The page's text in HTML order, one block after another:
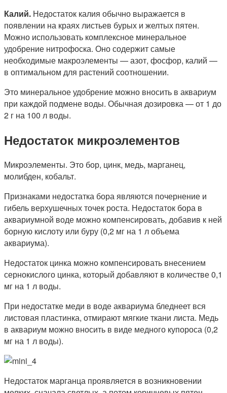
Калий. Недостаток калия обычно выражается в
появлении на краях листьев бурых и желтых пятен.
Можно использовать комплексное минеральное
удобрение нитрофоска. Оно содержит самые
необходимые макроэлементы — азот, фосфор, калий —
в оптимальном для растений соотношении.
Это минеральное удобрение можно вносить в аквариум
при каждой подмене воды. Обычная дозировка — от 1 до
2 г на 100 л воды.
Недостаток микроэлементов
Микроэлементы. Это бор, цинк, медь, марганец,
молибден, кобальт.
Признаками недостатка бора являются почернение и
гибель верхушечных точек роста. Недостаток бора в
аквариумной воде можно компенсировать, добавив к ней
борную кислоту или буру (0,2 мг на 1 л объема
аквариума).
Недостаток цинка можно компенсировать внесением
сернокислого цинка, который добавляют в количестве 0,1
мг на 1 л воды.
При недостатке меди в воде аквариума бледнеет вся
листовая пластинка, отмирают мягкие ткани листа. Медь
в аквариум можно вносить в виде медного купороса (0,2
мг на 1 л воды).
Недостаток марганца проявляется в возникновении